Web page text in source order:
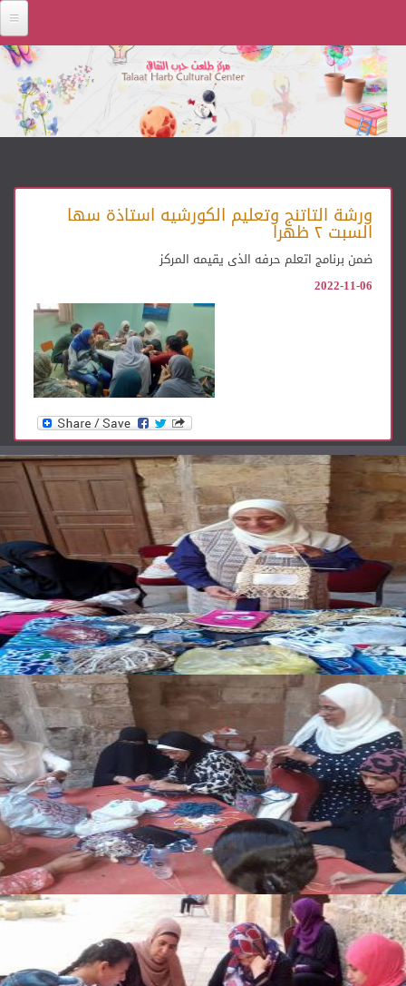
Skip to main content
ورشة التاتنج وتعليم الكورشيه استاذة سها
السبت ٢ ظهرا
ضمن برنامج اتعلم حرفه الذى يقيمه المركز
2022-11-06